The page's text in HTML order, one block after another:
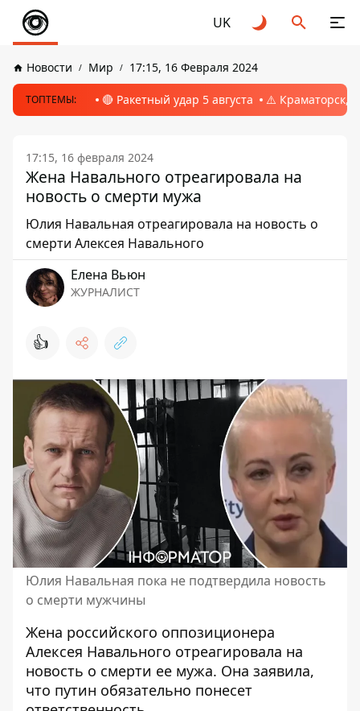
UK
Новости Мир 17:15, 16 Февраля 2024
ТОПТЕМЫ: 🔴 Ракетный удар 5 августа ⚠️ Краматорск,
17:15, 16 февраля 2024
Жена Навального отреагировала на
новость о смерти мужа
Юлия Навальная отреагировала на новость о
смерти Алексея Навального
Елена Вьюн
ЖУРНАЛИСТ
👍
Юлия Навальная пока не подтвердила новость
о смерти мужчины
Жена российского оппозиционера
Алексея Навального отреагировала на
новость о смерти ее мужа. Она заявила,
что путин обязательно понесет